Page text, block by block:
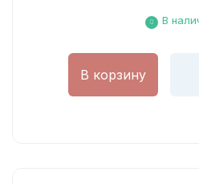
В
В корзину